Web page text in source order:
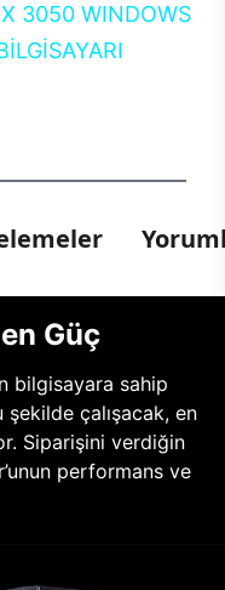
3050 WINDOWS
Güç
bilgisayara sahip
çalışacak, en
Siparişini verdiğin
performans ve